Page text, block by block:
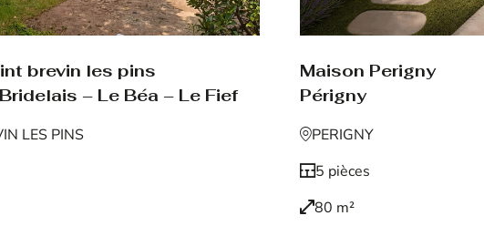
brevin les pins
– Le Béa – Le Fief
LES PINS
Maison Perigny
Périgny
PERIGNY
5 pièces
80 m²